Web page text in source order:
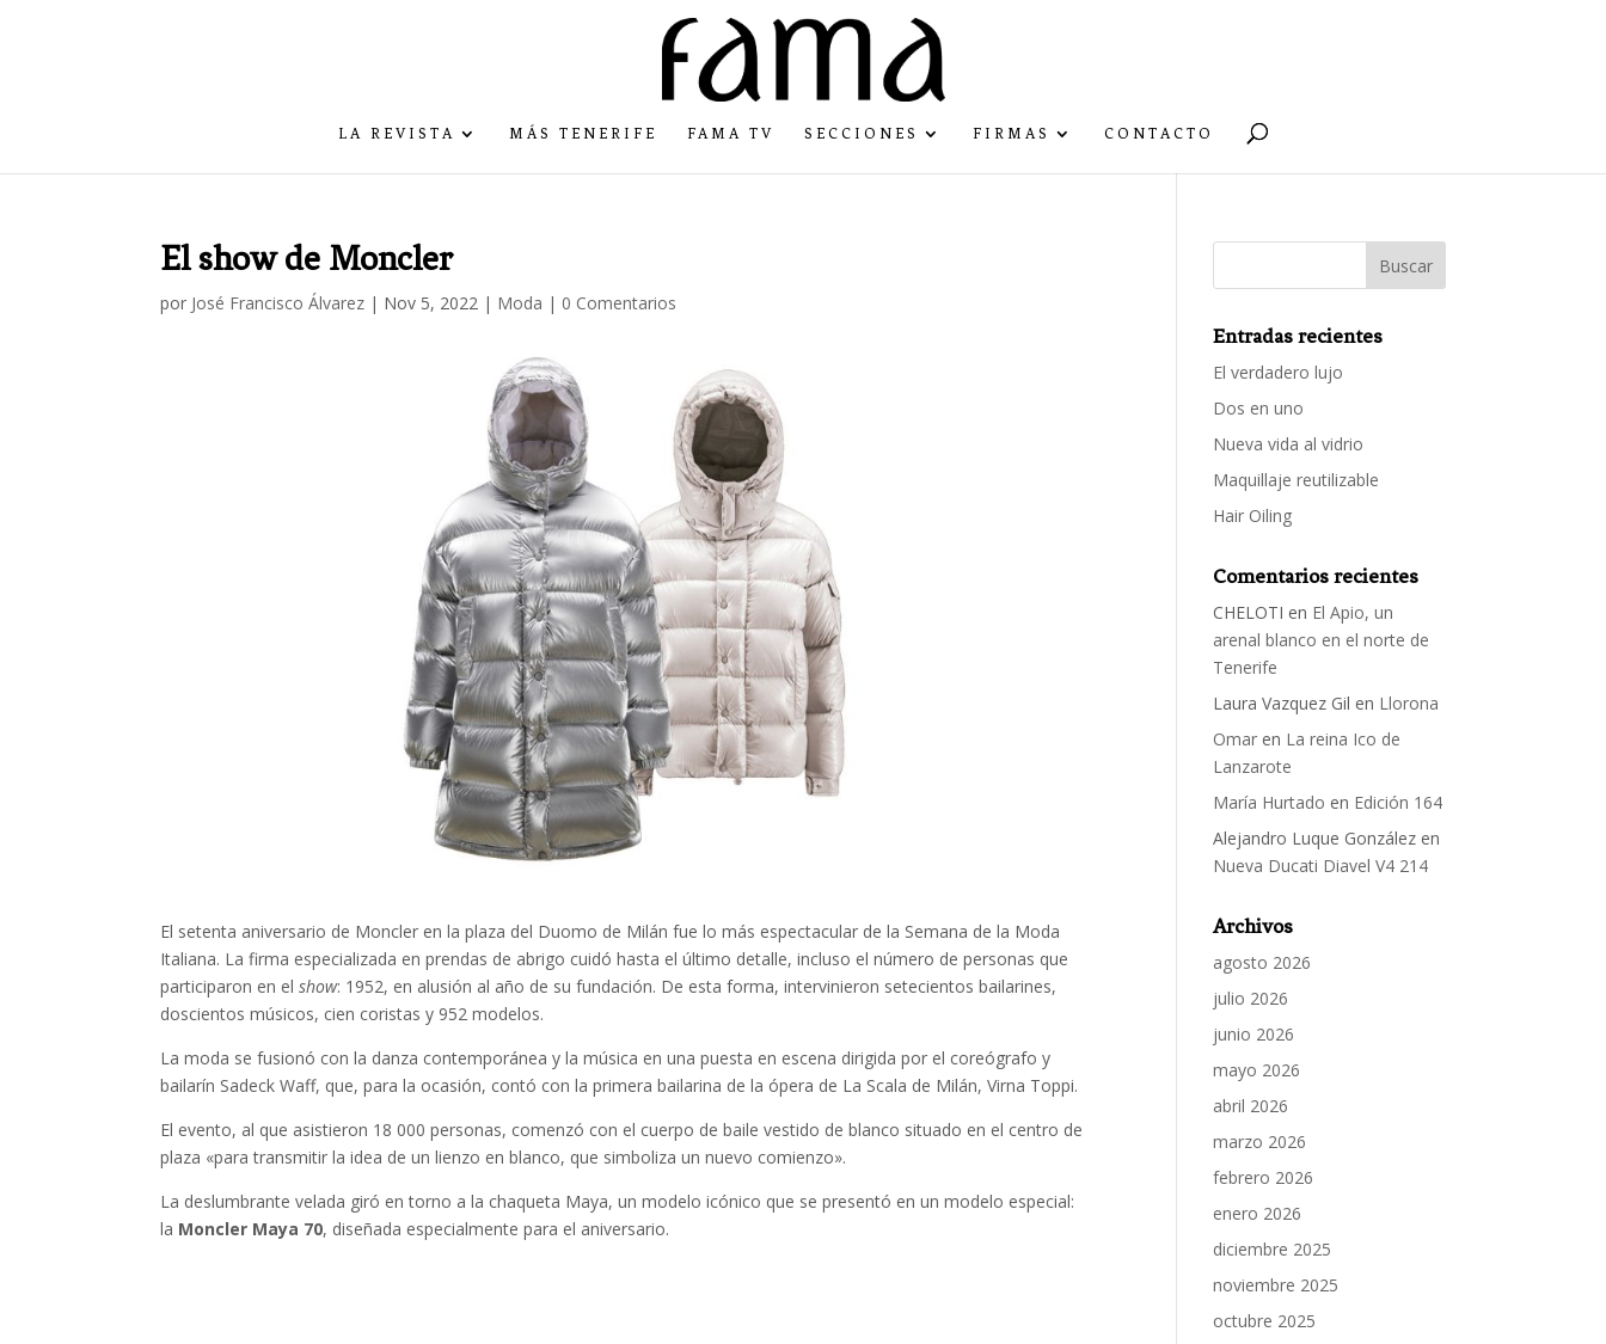
LA REVISTA MÁS TENERIFE FAMA TV SECCIONES FIRMAS CONTACTO
El show de Moncler
por José Francisco Álvarez | Nov 5, 2022 | Moda | 0 Comentarios
El setenta aniversario de Moncler en la plaza del Duomo de Milán fue lo más espectacular de la Semana de la Moda
Italiana. La firma especializada en prendas de abrigo cuidó hasta el último detalle, incluso el número de personas que
participaron en elshow: 1952, en alusión al año de su fundación. De esta forma, intervinieron setecientos bailarines,
doscientos músicos, cien coristas y 952 modelos.
La moda se fusionó con la danza contemporánea y la música en una puesta en escena dirigida por el coreógrafo y
bailarín Sadeck Waff, que, para la ocasión, contó con la primera bailarina de la ópera de La Scala de Milán, Virna Toppi.
El evento, al que asistieron 18 000 personas, comenzó con el cuerpo de baile vestido de blanco situado en el centro de
plaza «para transmitir la idea de un lienzo en blanco, que simboliza un nuevo comienzo».
La deslumbrante velada giró en torno a la chaqueta Maya, un modelo icónico que se presentó en un modelo especial:
la Moncler Maya 70, diseñada especialmente para el aniversario.
Entradas recientes
El verdadero lujo
Dos en uno
Nueva vida al vidrio
Maquillaje reutilizable
Hair Oiling
Comentarios recientes
CHELOTI en El Apio, un
arenal blanco en el norte de
Tenerife
Laura Vazquez Gil en Llorona
Omar en La reina Ico de
Lanzarote
María Hurtado en Edición 164
Alejandro Luque González en
Nueva Ducati Diavel V4 214
Archivos
agosto 2026
julio 2026
junio 2026
mayo 2026
abril 2026
marzo 2026
febrero 2026
enero 2026
diciembre 2025
noviembre 2025
octubre 2025